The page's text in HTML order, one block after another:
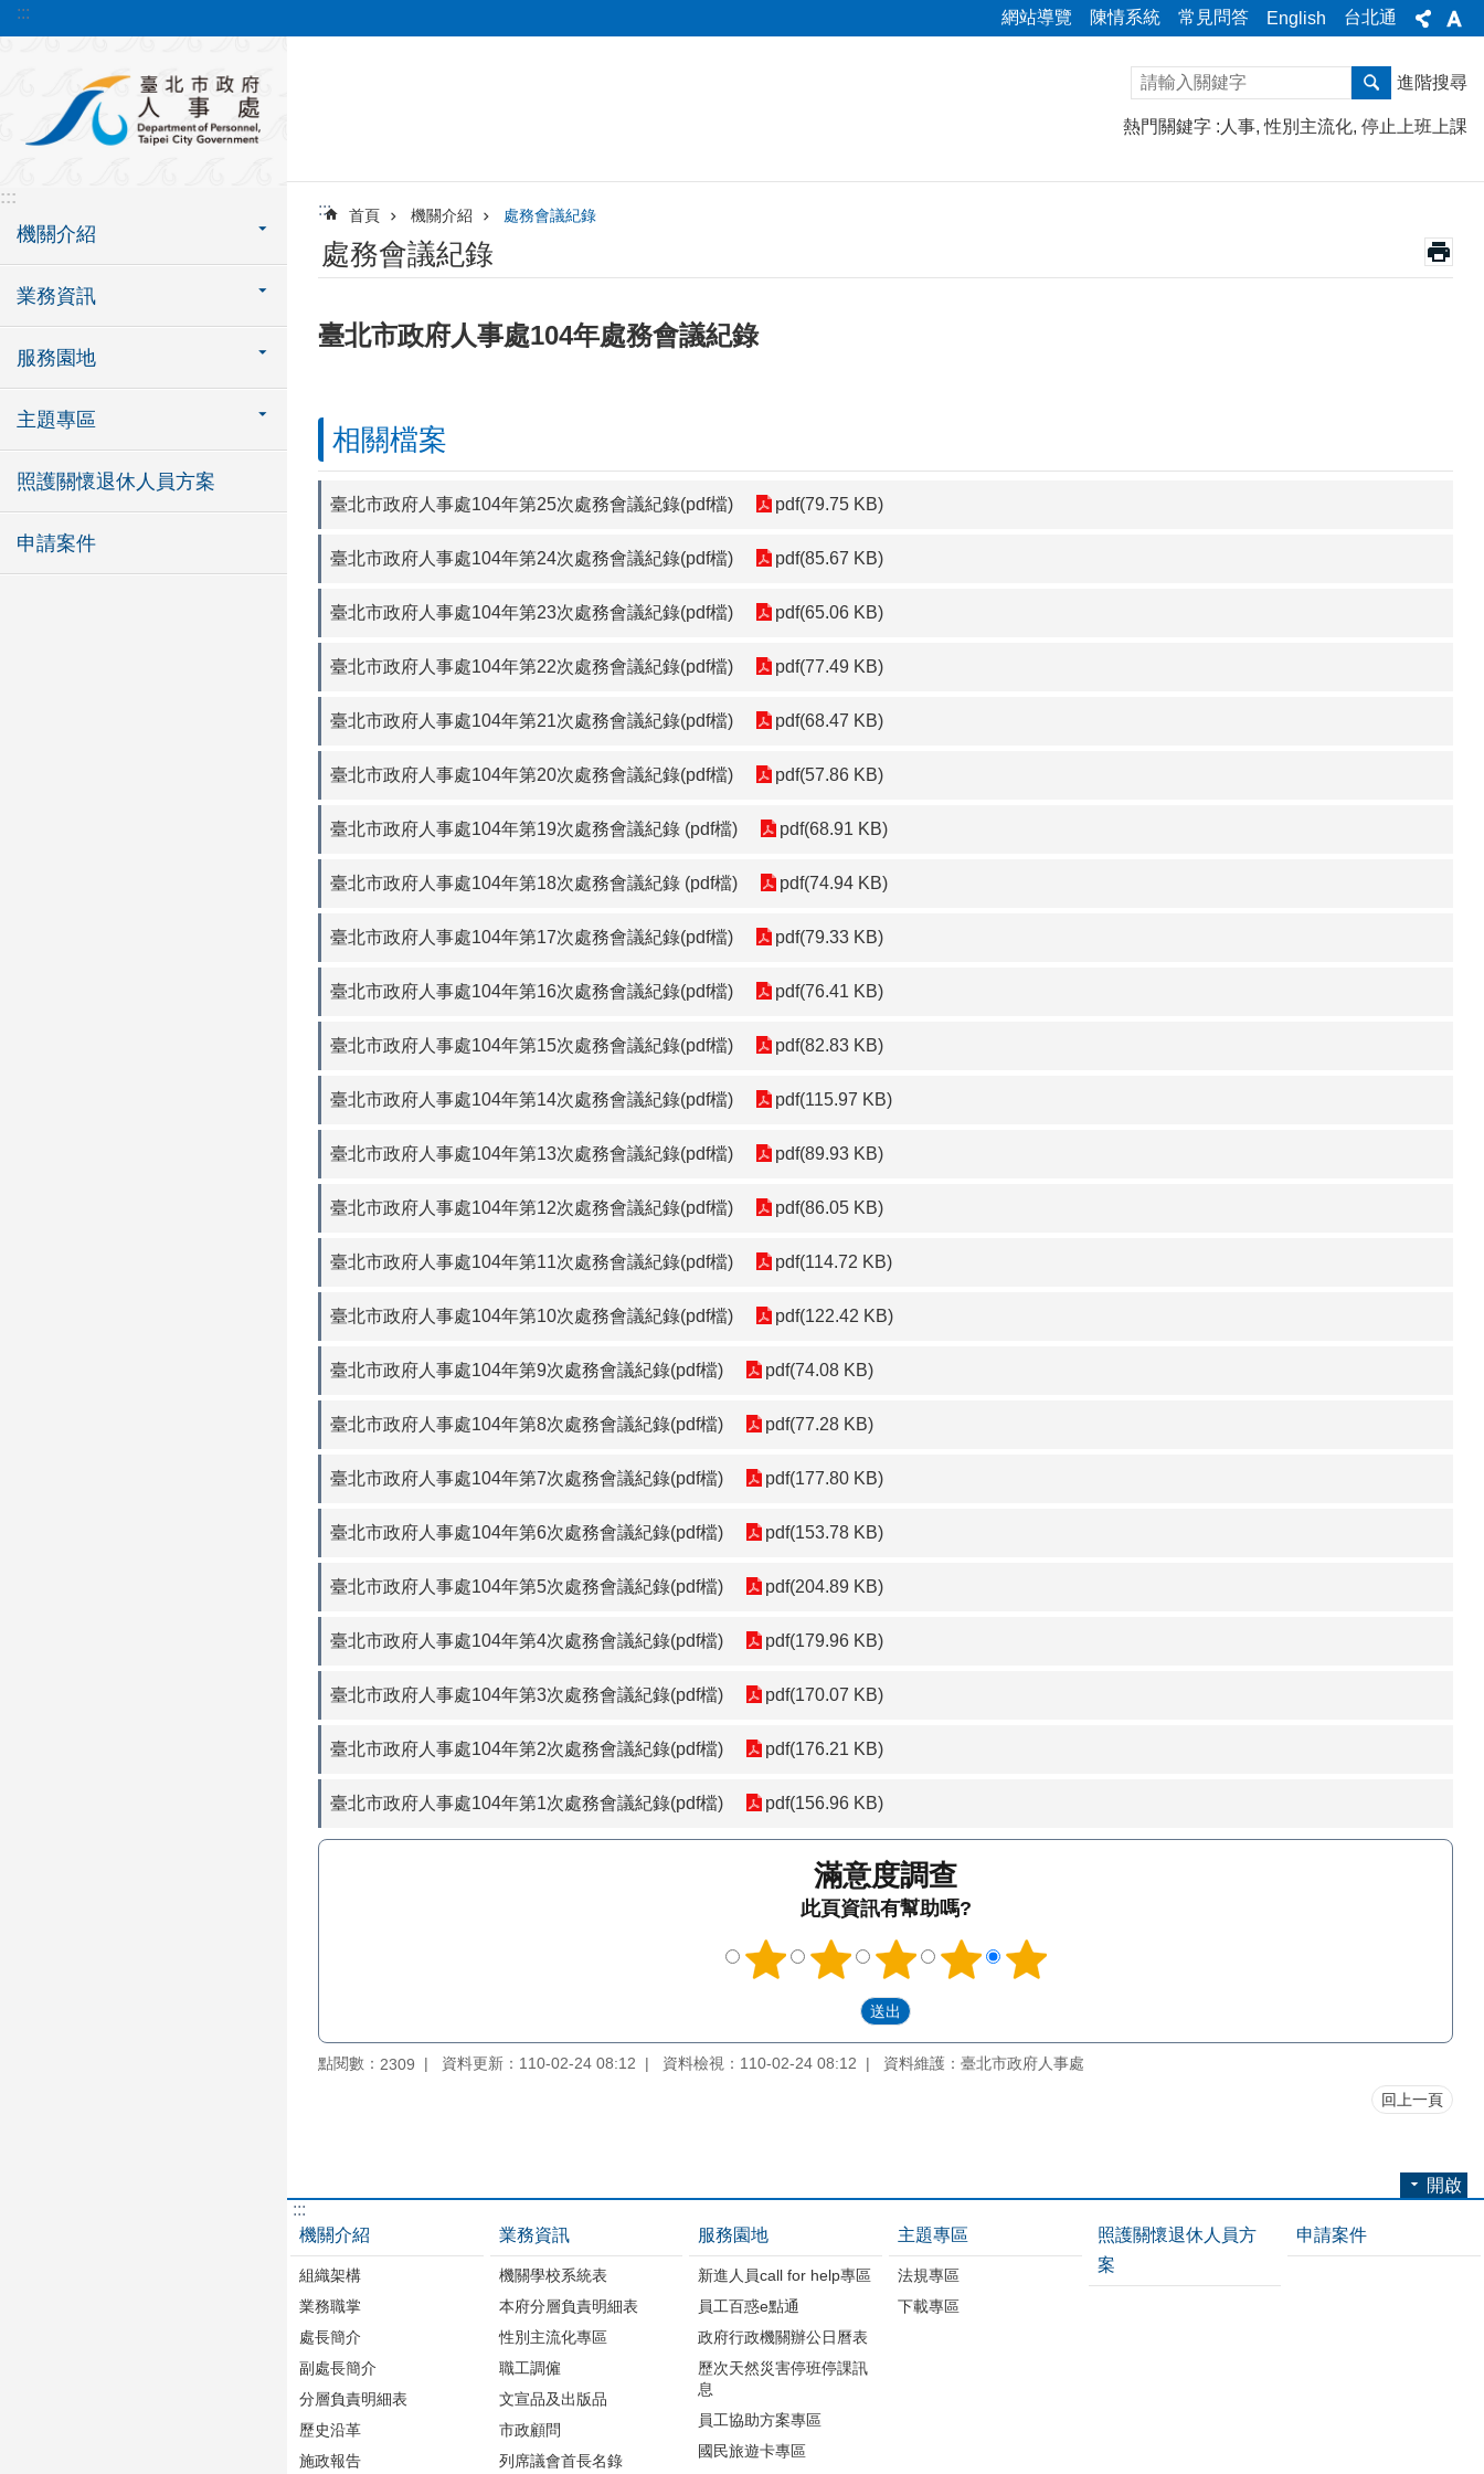
跳到主要內容區塊
::: 網站導覽 陳情系統 常見問答 English 台北通
:::
機關介紹
業務資訊
服務園地
主題專區
照護關懷退休人員方案
申請案件
進階搜尋
熱門關鍵字 人事 性別主流化 停止上班上課
::: 首頁 機關介紹 處務會議紀錄
處務會議紀錄
臺北市政府人事處104年處務會議紀錄
相關檔案
臺北市政府人事處104年第25次處務會議紀錄(pdf檔) pdf(79.75 KB)
臺北市政府人事處104年第24次處務會議紀錄(pdf檔) pdf(85.67 KB)
臺北市政府人事處104年第23次處務會議紀錄(pdf檔) pdf(65.06 KB)
臺北市政府人事處104年第22次處務會議紀錄(pdf檔) pdf(77.49 KB)
臺北市政府人事處104年第21次處務會議紀錄(pdf檔) pdf(68.47 KB)
臺北市政府人事處104年第20次處務會議紀錄(pdf檔) pdf(57.86 KB)
臺北市政府人事處104年第19次處務會議紀錄 (pdf檔) pdf(68.91 KB)
臺北市政府人事處104年第18次處務會議紀錄 (pdf檔) pdf(74.94 KB)
臺北市政府人事處104年第17次處務會議紀錄(pdf檔) pdf(79.33 KB)
臺北市政府人事處104年第16次處務會議紀錄(pdf檔) pdf(76.41 KB)
臺北市政府人事處104年第15次處務會議紀錄(pdf檔) pdf(82.83 KB)
臺北市政府人事處104年第14次處務會議紀錄(pdf檔) pdf(115.97 KB)
臺北市政府人事處104年第13次處務會議紀錄(pdf檔) pdf(89.93 KB)
臺北市政府人事處104年第12次處務會議紀錄(pdf檔) pdf(86.05 KB)
臺北市政府人事處104年第11次處務會議紀錄(pdf檔) pdf(114.72 KB)
臺北市政府人事處104年第10次處務會議紀錄(pdf檔) pdf(122.42 KB)
臺北市政府人事處104年第9次處務會議紀錄(pdf檔) pdf(74.08 KB)
臺北市政府人事處104年第8次處務會議紀錄(pdf檔) pdf(77.28 KB)
臺北市政府人事處104年第7次處務會議紀錄(pdf檔) pdf(177.80 KB)
臺北市政府人事處104年第6次處務會議紀錄(pdf檔) pdf(153.78 KB)
臺北市政府人事處104年第5次處務會議紀錄(pdf檔) pdf(204.89 KB)
臺北市政府人事處104年第4次處務會議紀錄(pdf檔) pdf(179.96 KB)
臺北市政府人事處104年第3次處務會議紀錄(pdf檔) pdf(170.07 KB)
臺北市政府人事處104年第2次處務會議紀錄(pdf檔) pdf(176.21 KB)
臺北市政府人事處104年第1次處務會議紀錄(pdf檔) pdf(156.96 KB)
滿意度調查
此頁資訊有幫助嗎?
點閱數： 2309 資料更新：110-02-24 08:12 資料檢視：110-02-24 08:12 資料維護：臺北市政府人事處
回上一頁
開啟
:::
機關介紹
組織架構
業務職掌
處長簡介
副處長簡介
分層負責明細表
歷史沿革
施政報告
業務資訊
機關學校系統表
本府分層負責明細表
性別主流化專區
職工調僱
文宣品及出版品
市政顧問
列席議會首長名錄
服務園地
新進人員call for help專區
員工百惑e點通
政府行政機關辦公日曆表
歷次天然災害停班停課訊
息
員工協助方案專區
國民旅遊卡專區
主題專區
法規專區
下載專區
照護關懷退休人員方
案
申請案件